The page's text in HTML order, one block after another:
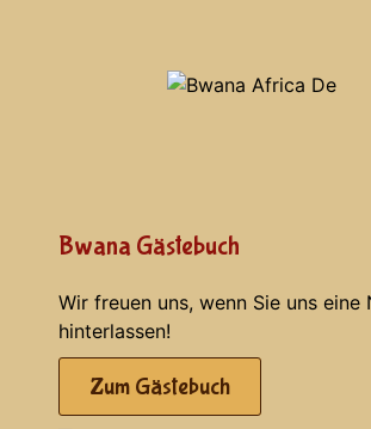
Bwana Gästebuch
Wir freuen uns, wenn Sie uns eine
hinterlassen!
Zum Gästebuch